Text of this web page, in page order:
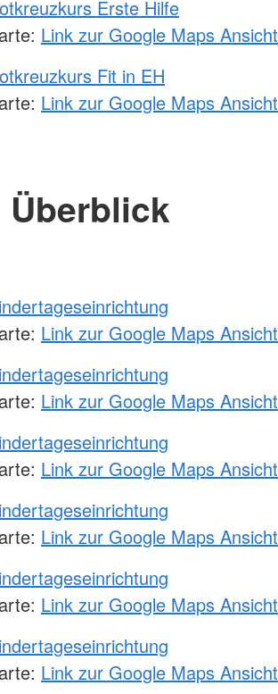
Erste Hilfe
Link zur Google Maps Ansicht
Fit in EH
Link zur Google Maps Ansicht
Link zur Google Maps Ansicht
Link zur Google Maps Ansicht
Link zur Google Maps Ansicht
Link zur Google Maps Ansicht
Link zur Google Maps Ansicht
Link zur Google Maps Ansicht